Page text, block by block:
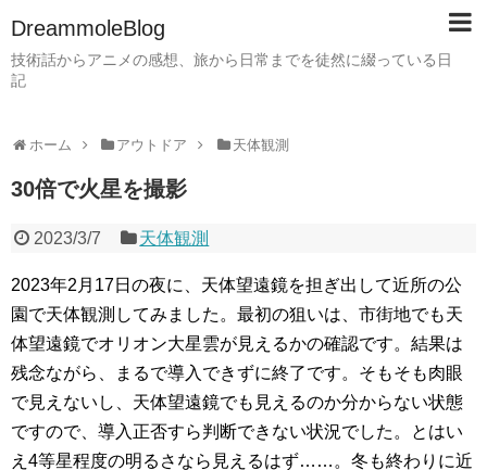
DreammoleBlog
技術話からアニメの感想、旅から日常までを徒然に綴っている日
記
ホーム アウトドア 天体観測
30倍で火星を撮影
2023/3/7 天体観測
2023年2月17日の夜に、天体望遠鏡を担ぎ出して近所の公
園で天体観測してみました。最初の狙いは、市街地でも天
体望遠鏡でオリオン大星雲が見えるかの確認です。結果は
残念ながら、まるで導入できずに終了です。そもそも肉眼
で見えないし、天体望遠鏡でも見えるのか分からない状態
ですので、導入正否すら判断できない状況でした。とはい
え4等星程度の明るさなら見えるはず……。冬も終わりに近